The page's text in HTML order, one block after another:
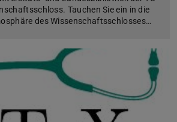
Tauchen Sie ein in die
des Wissenschaftsschlosses…